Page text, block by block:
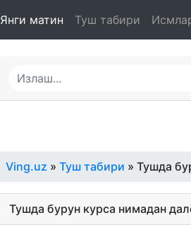
Янги матин Туш табири
Ving.uz » Туш табири » Тушда
Тушда бурун курса нимадан